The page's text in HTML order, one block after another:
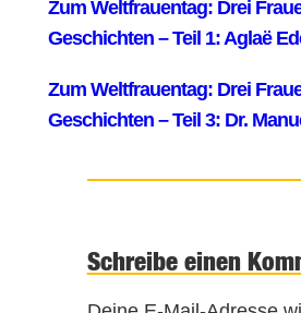
Schreibe einen